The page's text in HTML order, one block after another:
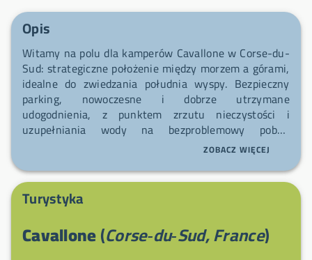
Opis
Witamy na polu dla kamperów Cavallone w Corse-du-
Sud: strategiczne położenie między morzem a górami,
idealne do zwiedzania południa wyspy. Bezpieczny
parking, nowoczesne i dobrze utrzymane
udogodnienia, z punktem zrzutu nieczystości i
uzupełniania wody na bezproblemowy pobyt.
Zautomatyzowana recepcja zaprojektowana, by
ułatwić meldowanie podróżnych — praktyczny i
komfortowy przystanek, polecany tym, którzy szukają
spokoju i odkryć.
ZOBACZ WIĘCEJ
Turystyka
Cavallone(Corse‑du‑Sud, France)